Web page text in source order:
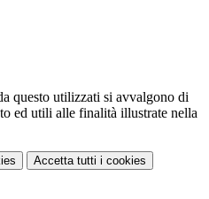
questo utilizzati si avvalgono di
ed utili alle finalità illustrate nella
Accetta tutti i cookies